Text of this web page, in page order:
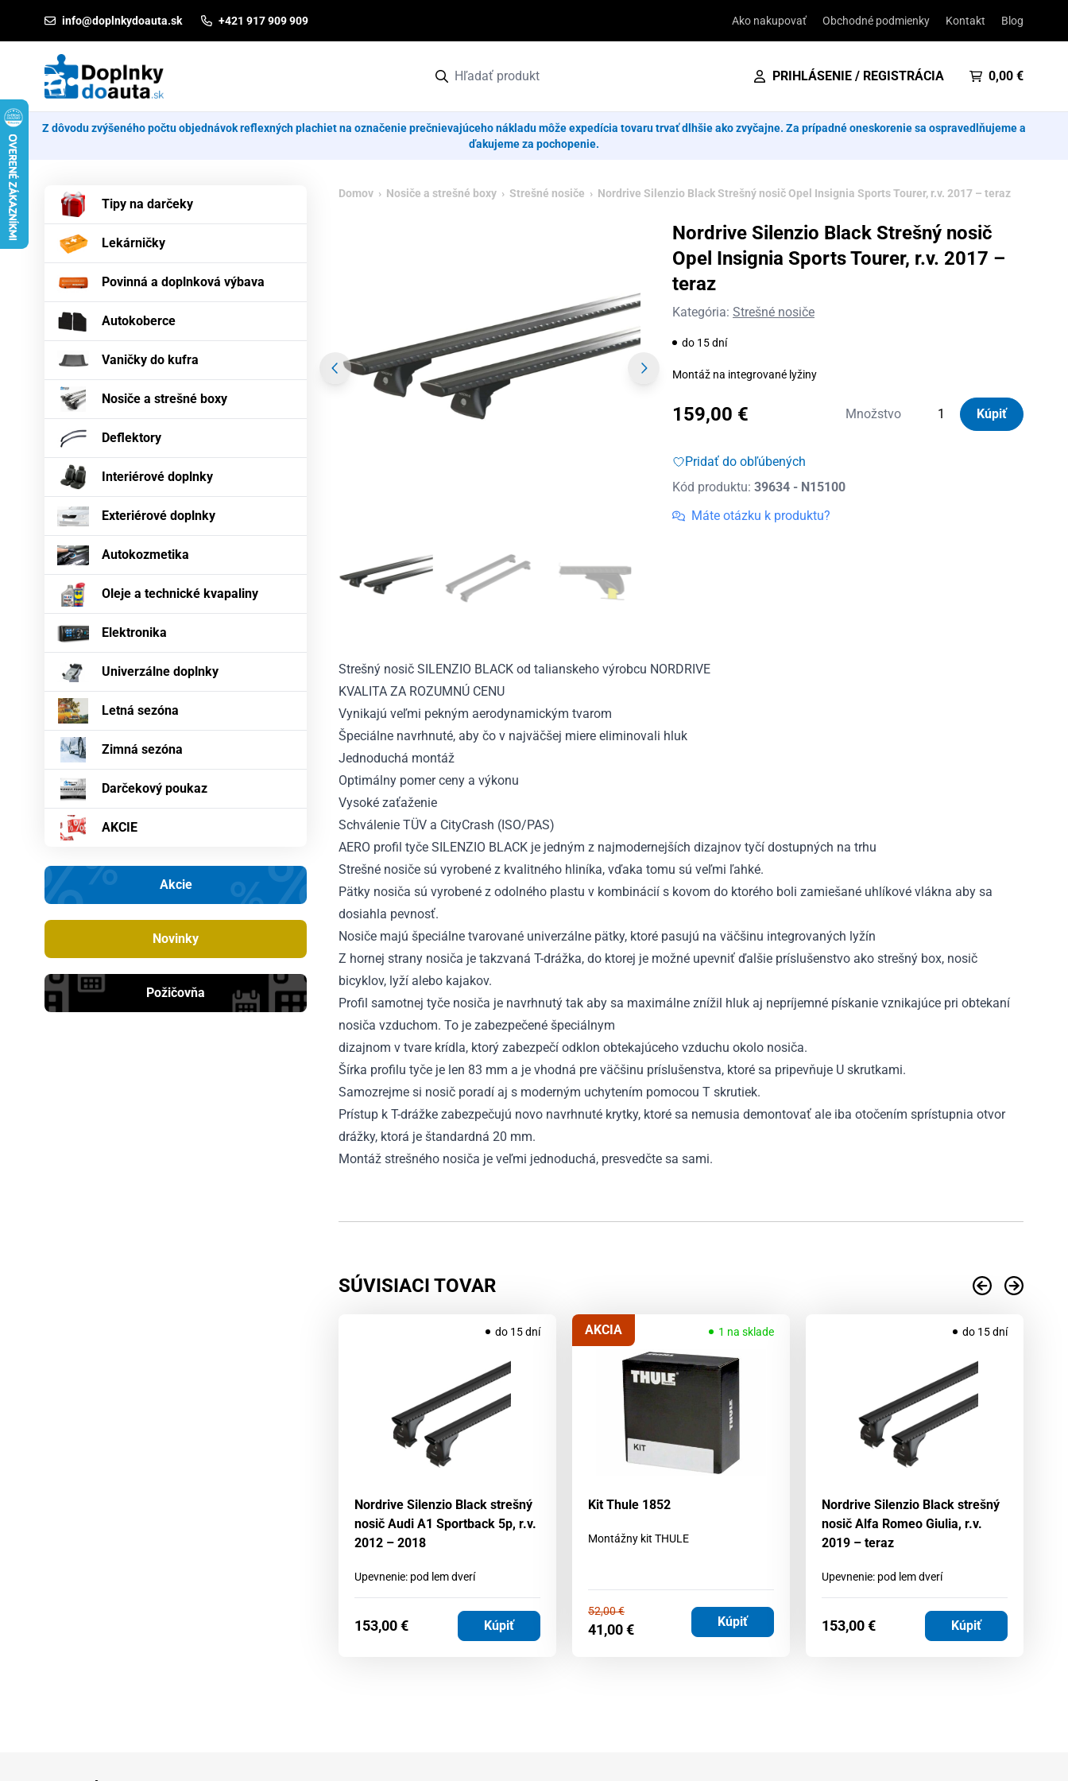
info@doplnkydoauta.sk +421 917 909 909 Ako nakupovať Obchodné podmienky Kontakt Blog
PRIHLÁSENIE / REGISTRÁCIA 0,00 €
Z dôvodu zvýšeného počtu objednávok reflexných plachiet na označenie prečnievajúceho nákladu môže expedícia tovaru trvať dlhšie ako zvyčajne. Za prípadné oneskorenie sa ospravedlňujeme a
ďakujeme za pochopenie.
Tipy na darčeky
Lekárničky
Povinná a doplnková výbava
Autokoberce
Vaničky do kufra
Nosiče a strešné boxy
Deflektory
Interiérové doplnky
Exteriérové doplnky
Autokozmetika
Oleje a technické kvapaliny
Elektronika
Univerzálne doplnky
Letná sezóna
Zimná sezóna
Darčekový poukaz
AKCIE
Akcie
Novinky
Požičovňa
Domov › Nosiče a strešné boxy › Strešné nosiče › Nordrive Silenzio Black Strešný nosič Opel Insignia Sports Tourer, r.v. 2017 – teraz
Nordrive Silenzio Black Strešný nosič
Opel Insignia Sports Tourer, r.v. 2017 –
teraz
Kategória: Strešné nosiče
do 15 dní
Montáž na integrované lyžiny
159,00 € Množstvo
množstvo
Strešný
Kúpiť
Pridať do obľúbených
Kód produktu: 39634 - N15100
Máte otázku k produktu?
Strešný nosič SILENZIO BLACK od talianskeho výrobcu NORDRIVE
KVALITA ZA ROZUMNÚ CENU
Vynikajú veľmi pekným aerodynamickým tvarom
Špeciálne navrhnuté, aby čo v najväčšej miere eliminovali hluk
Jednoduchá montáž
Optimálny pomer ceny a výkonu
Vysoké zaťaženie
Schválenie TÜV a CityCrash (ISO/PAS)
AERO profil tyče SILENZIO BLACK je jedným z najmodernejších dizajnov tyčí dostupných na trhu
Strešné nosiče sú vyrobené z kvalitného hliníka, vďaka tomu sú veľmi ľahké.
Pätky nosiča sú vyrobené z odolného plastu v kombinácií s kovom do ktorého boli zamiešané uhlíkové vlákna aby sa
dosiahla pevnosť.
Nosiče majú špeciálne tvarované univerzálne pätky, ktoré pasujú na väčšinu integrovaných lyžín
Z hornej strany nosiča je takzvaná T-drážka, do ktorej je možné upevniť ďalšie príslušenstvo ako strešný box, nosič
bicyklov, lyží alebo kajakov.
Profil samotnej tyče nosiča je navrhnutý tak aby sa maximálne znížil hluk aj nepríjemné pískanie vznikajúce pri obtekaní
nosiča vzduchom. To je zabezpečené špeciálnym
dizajnom v tvare krídla, ktorý zabezpečí odklon obtekajúceho vzduchu okolo nosiča.
Šírka profilu tyče je len 83 mm a je vhodná pre väčšinu príslušenstva, ktoré sa pripevňuje U skrutkami.
Samozrejme si nosič poradí aj s moderným uchytením pomocou T skrutiek.
Prístup k T-drážke zabezpečujú novo navrhnuté krytky, ktoré sa nemusia demontovať ale iba otočením sprístupnia otvor
drážky, ktorá je štandardná 20 mm.
Montáž strešného nosiča je veľmi jednoduchá, presvedčte sa sami.
SÚVISIACI TOVAR
do 15 dní
Nordrive Silenzio Black strešný
nosič Audi A1 Sportback 5p, r.v.
2012 – 2018
Upevnenie: pod lem dverí
153,00€ Kúpiť
1 na sklade
AKCIA
Kit Thule 1852
Montážny kit THULE
52,00€
41,00€ Kúpiť
do 15 dní
Nordrive Silenzio Black strešný
nosič Alfa Romeo Giulia, r.v.
2019 – teraz
Upevnenie: pod lem dverí
153,00€ Kúpiť